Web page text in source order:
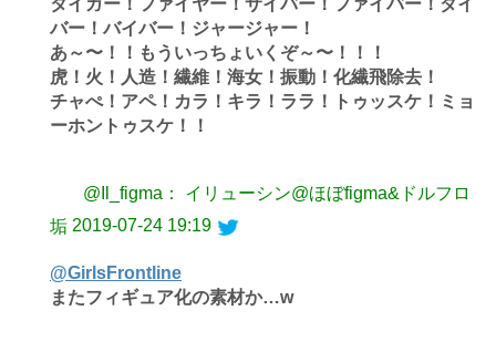
タイガー！ファイヤー！サイバー！ファイバー！ダイ
バー！バイバー！ジャージャー！
あ～〜！！もういっちょいくぞ～〜！！！
虎！火！人造！繊維！海女！振動！化繊飛除去！
チャぺ！アペ！カラ！キラ！ララ！トゥッスケ！ミョ
ーホントゥスケ！！
@Il_figma： イリューシン@ほぼfigma&ドルフロ
垢 2019-07-24 19:19
@GirlsFrontline
またフィギュア化の素材か…w